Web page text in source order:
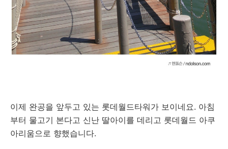
이제 완공을 앞두고 있는 롯데월드타워가 보이네요. 아침
부터 물고기 본다고 신난 딸아이를 데리고 롯데월드 아쿠
아리움으로 향했습니다.